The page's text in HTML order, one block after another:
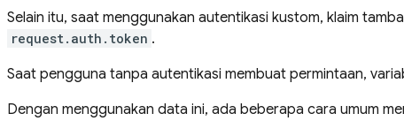
Selain itu, saat menggunakan autentikasi kustom, klaim
request.auth.token .
Saat pengguna tanpa autentikasi membuat permintaan,
Dengan menggunakan data ini, ada beberapa cara umum